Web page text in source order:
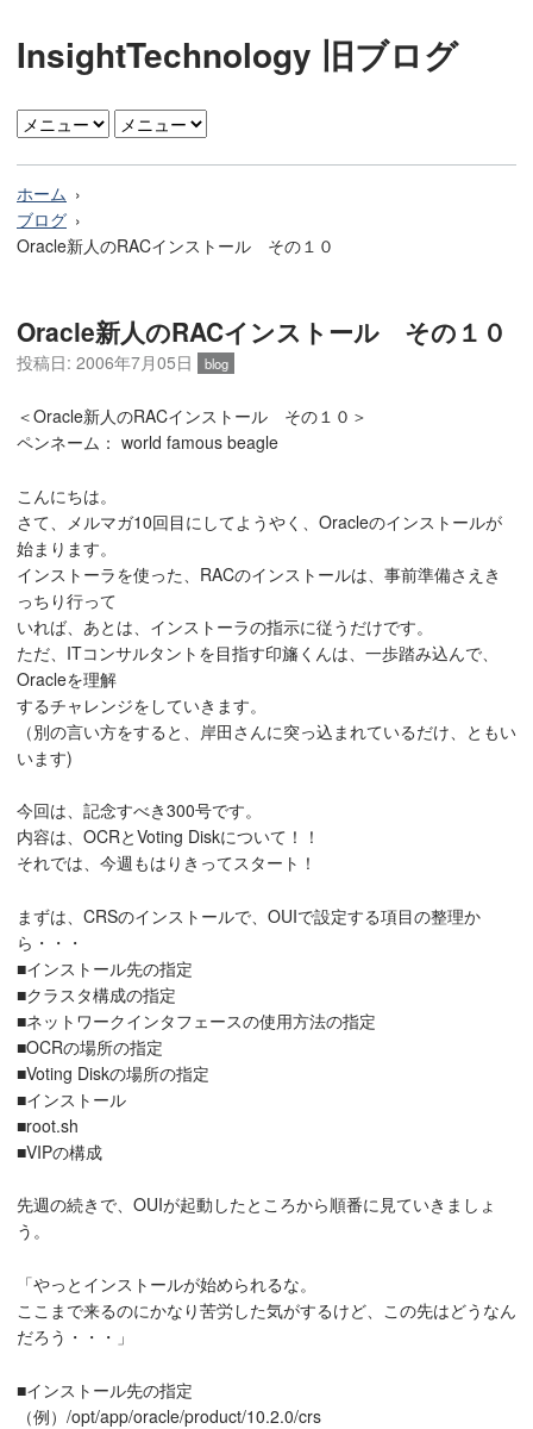
InsightTechnology 旧ブログ
ホーム
ブログ
Oracle新人のRACインストール その１０
Oracle新人のRACインストール その１０
投稿日: 2006年7月05日 blog
＜Oracle新人のRACインストール その１０＞
ペンネーム： world famous beagle
こんにちは。
さて、メルマガ10回目にしてようやく、Oracleのインストールが
始まります。
インストーラを使った、RACのインストールは、事前準備さえき
っちり行って
いれば、あとは、インストーラの指示に従うだけです。
ただ、ITコンサルタントを目指す印旛くんは、一歩踏み込んで、
Oracleを理解
するチャレンジをしていきます。
（別の言い方をすると、岸田さんに突っ込まれているだけ、ともい
います)
今回は、記念すべき300号です。
内容は、OCRとVoting Diskについて！！
それでは、今週もはりきってスタート！
まずは、CRSのインストールで、OUIで設定する項目の整理か
ら・・・
■インストール先の指定
■クラスタ構成の指定
■ネットワークインタフェースの使用方法の指定
■OCRの場所の指定
■Voting Diskの場所の指定
■インストール
■root.sh
■VIPの構成
先週の続きで、OUIが起動したところから順番に見ていきましょ
う。
「やっとインストールが始められるな。
ここまで来るのにかなり苦労した気がするけど、この先はどうなん
だろう・・・」
■インストール先の指定
（例）/opt/app/oracle/product/10.2.0/crs